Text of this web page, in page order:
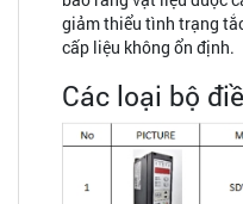
giảm thiểu tình trạng
cấp liệu không ổn định.
Các loại bộ